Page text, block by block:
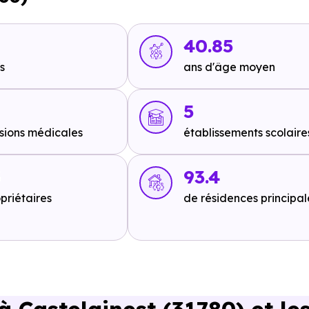
soit 2h 25 min à pied Ligne 1 : Andromède-Lycée
ou à 6.3 km, soit 1h 15 min à pied,A620 - Sortie A62 à
40.85
ans d'âge moyen
médicales
5
établissements
93.4
de résidences